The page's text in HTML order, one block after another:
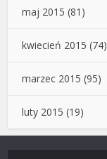
maj 2015 (81)
kwiecień 2015 (74)
marzec 2015 (95)
luty 2015 (19)